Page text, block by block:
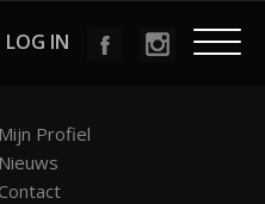
Mijn Profiel
Nieuws
Contact
LOG IN